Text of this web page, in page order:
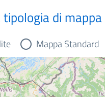
di mappa
Mappa Standard